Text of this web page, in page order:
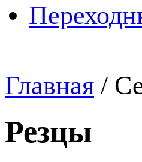
Главная /
Резцы